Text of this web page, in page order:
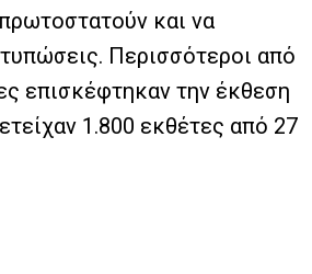
και να
Περισσότεροι από
επισκέφτηκαν την έκθεση
1.800 εκθέτες από 27